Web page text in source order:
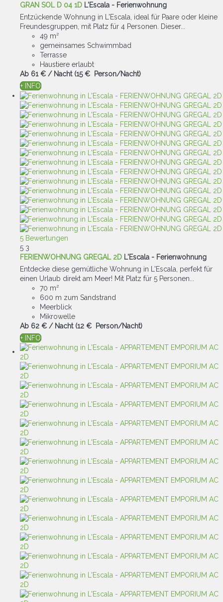
GRAN SOL D 04 1D L'Escala - Ferienwohnung
Entzückende Wohnung in L'Escala, ideal für Paare oder kleine
Freundesgruppen, mit Platz für 4 Personen. Dieser...
49 m²
gemeinsames Schwimmbad
Terrasse
Haustiere erlaubt
Ab 61 € / Nacht (15 € Person/Nacht)
+ INFO
5 Bewertungen
5 3
FERIENWOHNUNG GREGAL 2D L'Escala - Ferienwohnung
Entdecke diese gemütliche Wohnung in L'Escala, perfekt für
einen Urlaub direkt am Meer! Mit Platz für 5 Personen...
70 m²
600 m zum Sandstrand
Meerblick
Mikrowelle
Ab 62 € / Nacht (12 € Person/Nacht)
+ INFO